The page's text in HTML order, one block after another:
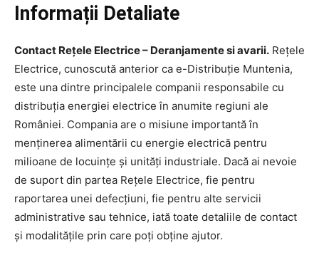
Informații Detaliate
Contact Rețele Electrice – Deranjamente si avarii. Rețele
Electrice, cunoscută anterior ca e-Distribuție Muntenia,
este una dintre principalele companii responsabile cu
distribuția energiei electrice în anumite regiuni ale
României. Compania are o misiune importantă în
menținerea alimentării cu energie electrică pentru
milioane de locuințe și unități industriale. Dacă ai nevoie
de suport din partea Rețele Electrice, fie pentru
raportarea unei defecțiuni, fie pentru alte servicii
administrative sau tehnice, iată toate detaliile de contact
și modalitățile prin care poți obține ajutor.